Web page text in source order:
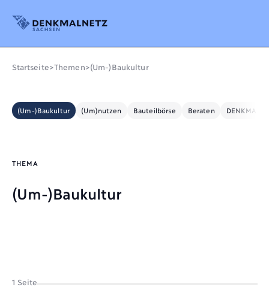
Denkmalnetz Sachsen
Startseite>Themen>(Um-)Baukultur
(Um-)Baukultur (Um)nutzen Bauteilbörse Beraten DENKMALE
THEMA
(Um-)Baukultur
1 Seite